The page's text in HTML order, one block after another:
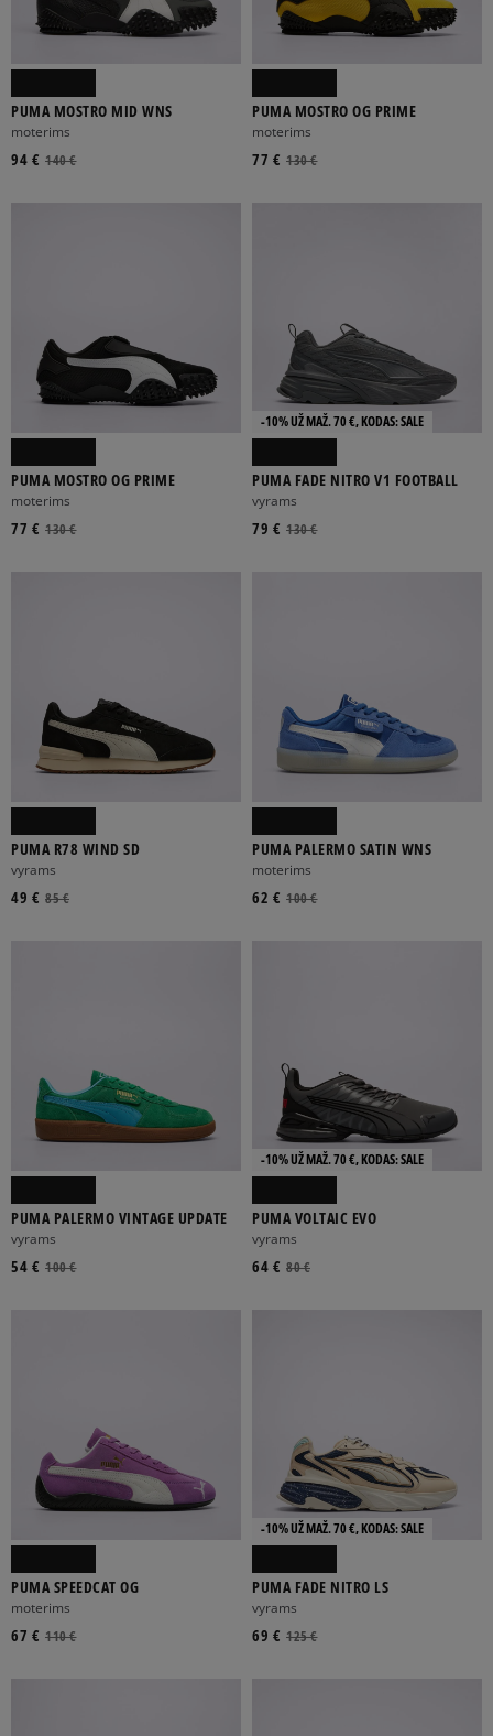
PUMA MOSTRO MID WNS
moterims
140 €
94 €
PUMA MOSTRO OG PRIME
moterims
130 €
77 €
PUMA MOSTRO OG PRIME
moterims
130 €
77 €
-10% UŽ MAŽ. 70 €, KODAS: SALE
PUMA FADE NITRO V1 FOOTBALL
vyrams
130 €
79 €
PUMA R78 WIND SD
vyrams
85 €
49 €
PUMA PALERMO SATIN WNS
moterims
100 €
62 €
PUMA PALERMO VINTAGE UPDATE
vyrams
100 €
54 €
-10% UŽ MAŽ. 70 €, KODAS: SALE
PUMA VOLTAIC EVO
vyrams
80 €
64 €
PUMA SPEEDCAT OG
moterims
110 €
67 €
-10% UŽ MAŽ. 70 €, KODAS: SALE
PUMA FADE NITRO LS
vyrams
125 €
69 €